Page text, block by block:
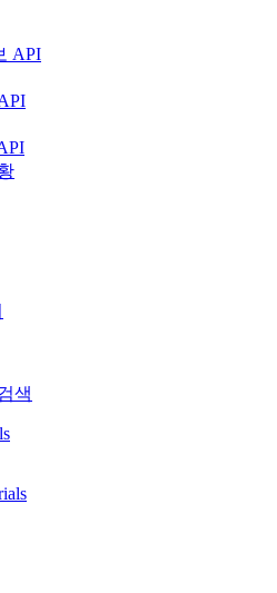
API
색